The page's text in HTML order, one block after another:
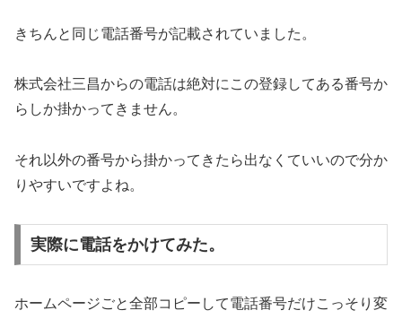
きちんと同じ電話番号が記載されていました。
株式会社三昌からの電話は絶対にこの登録してある番号か
らしか掛かってきません。
それ以外の番号から掛かってきたら出なくていいので分か
りやすいですよね。
実際に電話をかけてみた。
ホームページごと全部コピーして電話番号だけこっそり変